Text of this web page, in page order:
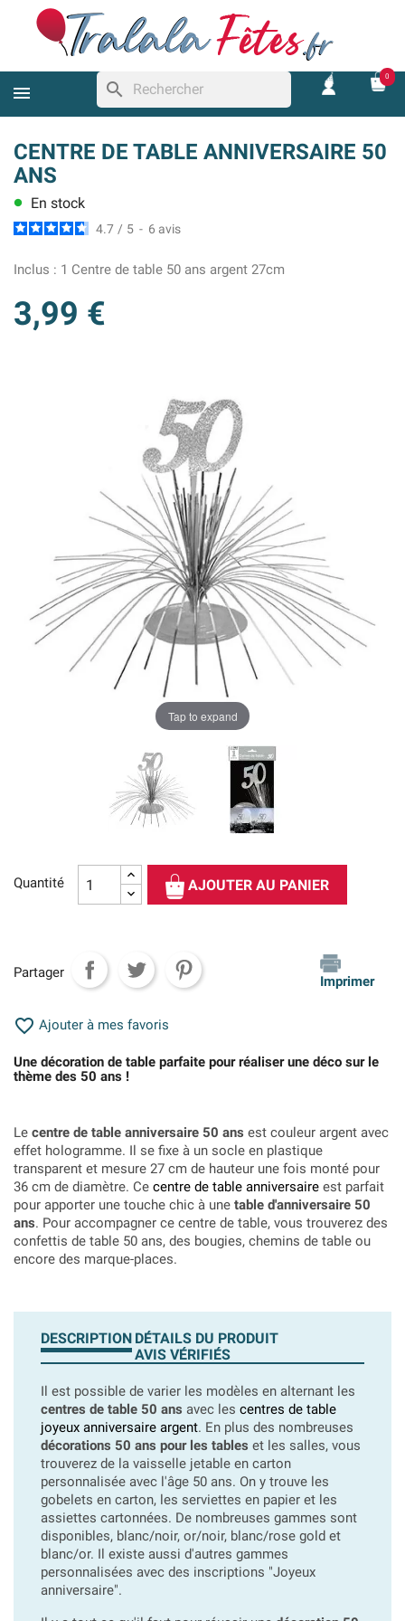
search
0
CENTRE DE TABLE ANNIVERSAIRE 50
ANS
lens En stock
4.7 / 5 - 6 avis
Inclus : 1 Centre de table 50 ans argent 27cm
3,99 €
Tap to expand
Quantité AJOUTER AU PANIER
Partager
Imprimer
 Ajouter à mes favoris
Une décoration de table parfaite pour réaliser une déco sur le
thème des 50 ans !
Le centre de table anniversaire 50 ans est couleur argent avec
effet hologramme. Il se fixe à un socle en plastique
transparent et mesure 27 cm de hauteur une fois monté pour
36 cm de diamètre. Ce centre de table anniversaire est parfait
pour apporter une touche chic à une table d'anniversaire 50
ans. Pour accompagner ce centre de table, vous trouverez des
confettis de table 50 ans, des bougies, chemins de table ou
encore des marque-places.
DESCRIPTION DÉTAILS DU PRODUIT
AVIS VÉRIFIÉS
Il est possible de varier les modèles en alternant les
centres de table 50 ans avec les centres de table
joyeux anniversaire argent. En plus des nombreuses
décorations 50 ans pour les tables et les salles, vous
trouverez de la vaisselle jetable en carton
personnalisée avec l'âge 50 ans. On y trouve les
gobelets en carton, les serviettes en papier et les
assiettes cartonnées. De nombreuses gammes sont
disponibles, blanc/noir, or/noir, blanc/rose gold et
blanc/or. Il existe aussi d'autres gammes
personnalisées avec des inscriptions "Joyeux
anniversaire".